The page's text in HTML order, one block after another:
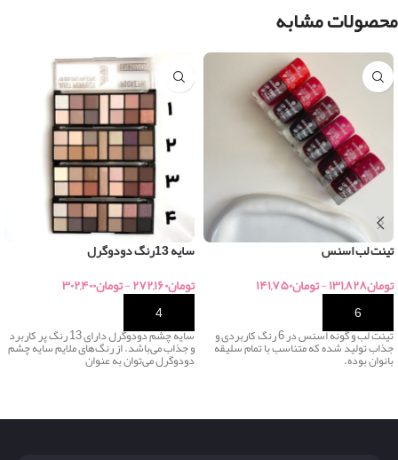
محصولات مشابه
تینت لب اسنس
تومان۱۳۱,۸۲۸-تومان۱۴۱,۷۵۰
خرید
تینت لب و گونه اسنس در 6 رنگ کاربردی و
جذاب تولید شده که متناسب با تمام سلیقه
بانوان بوده.
سایه 13رنگ دودوگرل
تومان۲۷۲,۱۶۰-تومان۳۰۲,۴۰۰
خرید
سایه چشم دودوگرل دارای 13 رنگ پر کاربرد
و جذاب می‌باشد. از رنگ‌های ملایم سایه چشم
دودوگرل می‌توان به عنوان